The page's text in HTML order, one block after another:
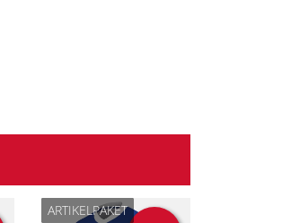
ARTIKELPAKET